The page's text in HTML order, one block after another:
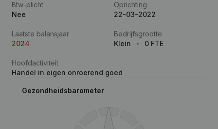
Btw-plicht
Nee
Oprichting
22-03-2022
Laatste balansjaar
2024
Bedrijfsgrootte
Klein
0 FTE
Hoofdactiviteit
Handel in eigen onroerend goed
Gezondheidsbarometer